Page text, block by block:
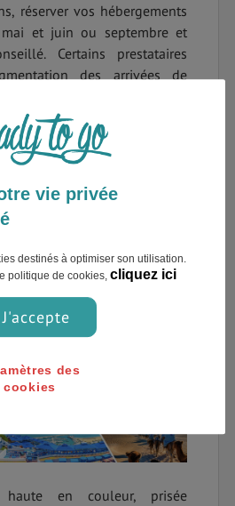
réserver vos hébergements
et juin ou septembre et
Certains prestataires
des arrivées de
votre séjour en Tunisie à
votre budget voyage.
des réductions 2 à 3
de la haute saison en
... Ce qui
quelques centaines
?
haute en couleur, prisée
vie privée
destinés à optimiser son utilisation.
politique de cookies,cliquez ici
J'accepte
des
cookies